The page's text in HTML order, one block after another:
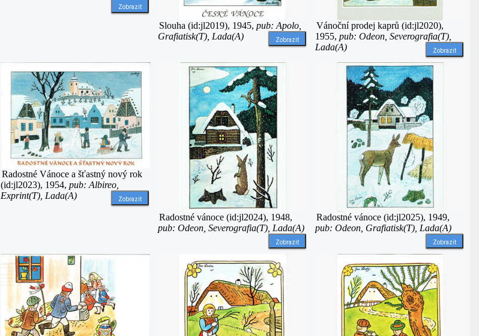
Zobrazit
Slouha (id:jl2019), 1945, pub: Apolo,
Grafiatisk(T), Lada(A)
Zobrazit
Vánoční prodej kaprů (id:jl2020),
1955, pub: Odeon, Severografia(T),
Lada(A)
Zobrazit
Radostné Vánoce a šťastný nový rok
(id:jl2023), 1954, pub: Albireo,
Exprint(T), Lada(A)
Zobrazit
Radostné vánoce (id:jl2024), 1948,
pub: Odeon, Severografia(T), Lada(A)
Zobrazit
Radostné vánoce (id:jl2025), 1949,
pub: Odeon, Grafiatisk(T), Lada(A)
Zobrazit